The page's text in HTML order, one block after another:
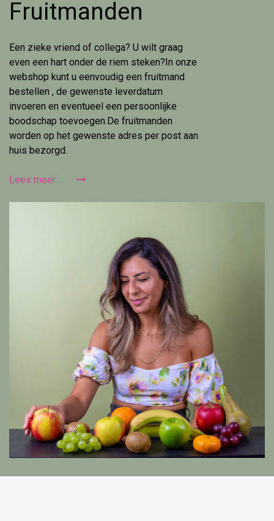
Fruitmanden
Een zieke vriend of collega? U wilt graag
even een hart onder de riem steken?In onze
webshop kunt u eenvoudig een fruitmand
bestellen , de gewenste leverdatum
invoeren en eventueel een persoonlijke
boodschap toevoegen.De fruitmanden
worden op het gewenste adres per post aan
huis bezorgd.
Lees meer.....